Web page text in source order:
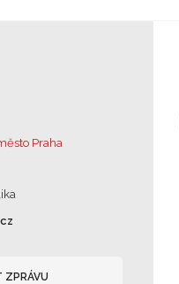
Praha
ZPRÁVU